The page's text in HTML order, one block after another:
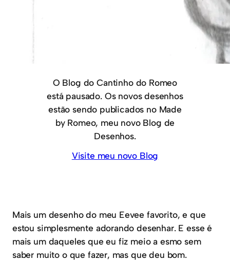
O Blog do Cantinho do Romeo
está pausado. Os novos desenhos
estão sendo publicados no Made
by Romeo, meu novo Blog de
Desenhos.
Visite meu novo Blog
Mais um desenho do meu Eevee favorito, e que
estou simplesmente adorando desenhar. E esse é
mais um daqueles que eu fiz meio a esmo sem
saber muito o que fazer, mas que deu bom.